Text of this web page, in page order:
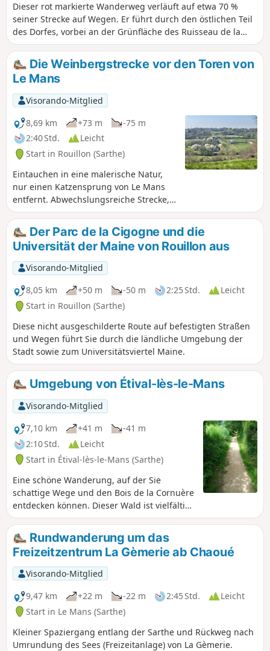
Dieser rot markierte Wanderweg verläuft auf etwa 70 %
seiner Strecke auf Wegen. Er führt durch den östlichen Teil
des Dorfes, vorbei an der Grünfläche des Ruisseau de la
Bujerie, dem Chemin des Hauts Bois, der zu einem der
höchsten Punkte des Dorfes (112 m), dem Ort Les Basses
Épines, führt, sowie durch Teile von Waldwegen oder am
Rande von Feldern.
Die Weinbergstrecke vor den Toren von
Le Mans
Visorando-Mitglied
8,69 km
+73 m
-75 m
2:40 Std.
Leicht
Start in Rouillon (Sarthe)
Eintauchen in eine malerische Natur,
nur einen Katzensprung von Le Mans
entfernt. Abwechslungsreiche Strecke,
fast ohne Asphalt (95 % Feldwege), in
einer hügeligen und von Hecken
durchzogenen Landschaft mit schönen
Aussichtspunkten. Blaue Markierung
Der Parc de la Cigogne und die
Universität der Maine von Rouillon aus
Visorando-Mitglied
8,05 km
+50 m -50 m 2:25 Std.
Leicht
Start in Rouillon (Sarthe)
Diese nicht ausgeschilderte Route auf befestigten Straßen
und Wegen führt Sie durch die ländliche Umgebung der
Stadt sowie zum Universitätsviertel Maine.
Umgebung von Étival-lès-le-Mans
Visorando-Mitglied
7,10 km
+41 m
-41 m
2:10 Std.
Leicht
Start in Étival-lès-le-Mans (Sarthe)
Eine schöne Wanderung, auf der Sie
schattige Wege und den Bois de la Cornuère
entdecken können. Dieser Wald ist vielfältig
und besteht überwiegend aus Laubbäumen,
darunter insbesondere schöne Eichen.
Einige stattliche Pinien runden dieses
schöne Ensemble ab. Kurz nach dem
Verlassen des Waldes erwartet Sie ein
Picknicktisch.
Rundwanderung um das
Freizeitzentrum La Gèmerie ab Chaoué
Visorando-Mitglied
9,47 km
+22 m -22 m 2:45 Std.
Leicht
Start in Le Mans (Sarthe)
Kleiner Spaziergang entlang der Sarthe und Rückweg nach
Umrundung des Sees (Freizeitanlage) von La Gèmerie.